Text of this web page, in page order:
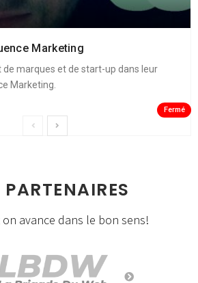
Marketing
marques et de start-up dans leur
Marketing.
Fermé
on avance dans le bon sens!